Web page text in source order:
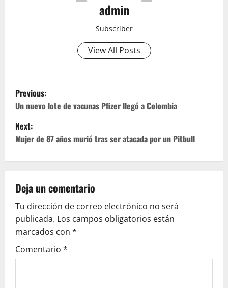
admin
Subscriber
View All Posts
P
o
s
a
v
i
g
Previous:
Un nuevo lote de vacunas Pfizer llegó a Colombia
Next:
Mujer de 87 años murió tras ser atacada por un Pitbull
Deja un comentario
Tu dirección de correo electrónico no será
publicada. Los campos obligatorios están
marcados con *
Comentario *